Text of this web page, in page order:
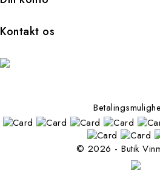
Kontakt os
© 2026 - Butik